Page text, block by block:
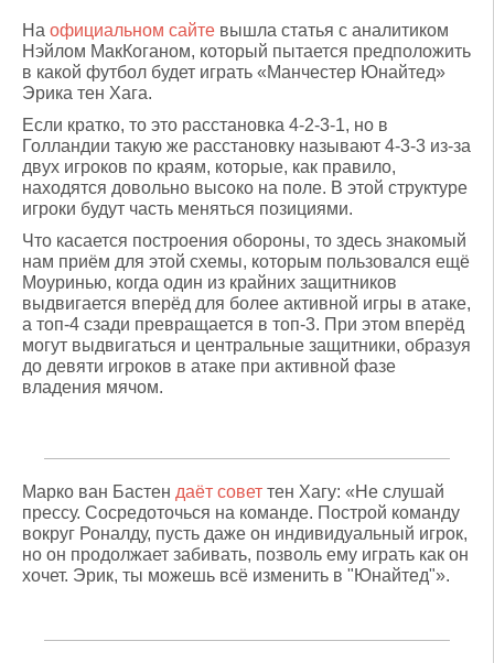
На официальном сайте вышла статья с аналитиком
Нэйлом МакКоганом, который пытается предположить
в какой футбол будет играть «Манчестер Юнайтед»
Эрика тен Хага.
Если кратко, то это расстановка 4-2-3-1, но в
Голландии такую же расстановку называют 4-3-3 из-за
двух игроков по краям, которые, как правило,
находятся довольно высоко на поле. В этой структуре
игроки будут часть меняться позициями.
Что касается построения обороны, то здесь знакомый
нам приём для этой схемы, которым пользовался ещё
Моуринью, когда один из крайних защитников
выдвигается вперёд для более активной игры в атаке,
а топ-4 сзади превращается в топ-3. При этом вперёд
могут выдвигаться и центральные защитники, образуя
до девяти игроков в атаке при активной фазе
владения мячом.
Марко ван Бастен даёт совет тен Хагу: «Не слушай
прессу. Сосредоточься на команде. Построй команду
вокруг Роналду, пусть даже он индивидуальный игрок,
но он продолжает забивать, позволь ему играть как он
хочет. Эрик, ты можешь всё изменить в "Юнайтед"».